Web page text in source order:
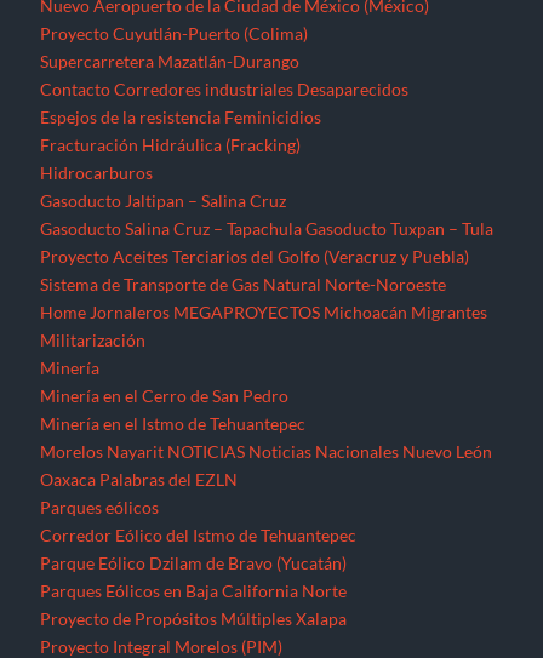
Nuevo Aeropuerto de la Ciudad de México (México)
Proyecto Cuyutlán-Puerto (Colima)
Supercarretera Mazatlán-Durango
Contacto Corredores industriales Desaparecidos
Espejos de la resistencia Feminicidios
Fracturación Hidráulica (Fracking)
Hidrocarburos
Gasoducto Jaltipan – Salina Cruz
Gasoducto Salina Cruz – Tapachula Gasoducto Tuxpan – Tula
Proyecto Aceites Terciarios del Golfo (Veracruz y Puebla)
Sistema de Transporte de Gas Natural Norte-Noroeste
Home Jornaleros MEGAPROYECTOS Michoacán Migrantes
Militarización
Minería
Minería en el Cerro de San Pedro
Minería en el Istmo de Tehuantepec
Morelos Nayarit NOTICIAS Noticias Nacionales Nuevo León
Oaxaca Palabras del EZLN
Parques eólicos
Corredor Eólico del Istmo de Tehuantepec
Parque Eólico Dzilam de Bravo (Yucatán)
Parques Eólicos en Baja California Norte
Proyecto de Propósitos Múltiples Xalapa
Proyecto Integral Morelos (PIM)